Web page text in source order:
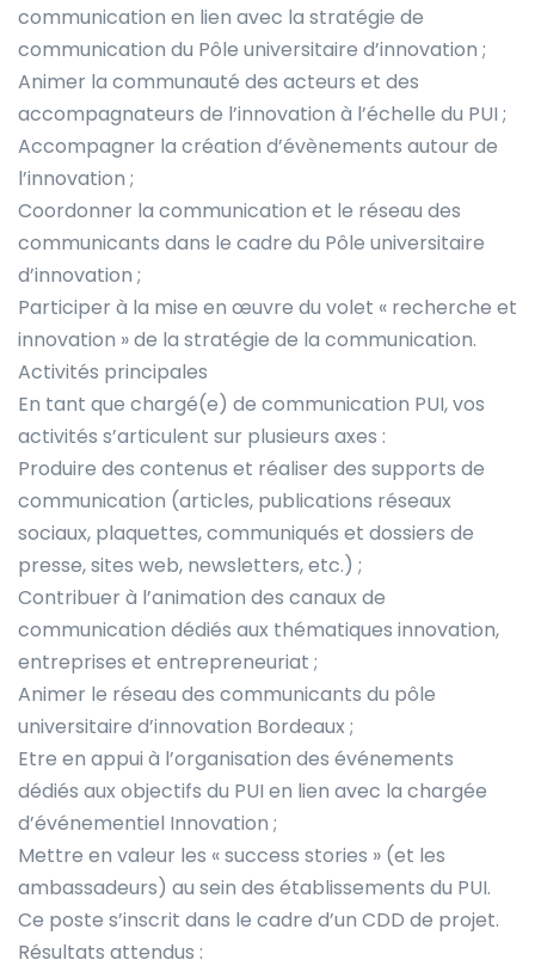
communication en lien avec la stratégie de
communication du Pôle universitaire d’innovation ;
Animer la communauté des acteurs et des
accompagnateurs de l’innovation à l’échelle du PUI ;
Accompagner la création d’évènements autour de
l’innovation ;
Coordonner la communication et le réseau des
communicants dans le cadre du Pôle universitaire
d’innovation ;
Participer à la mise en œuvre du volet « recherche et
innovation » de la stratégie de la communication.
Activités principales
En tant que chargé(e) de communication PUI, vos
activités s’articulent sur plusieurs axes :
Produire des contenus et réaliser des supports de
communication (articles, publications réseaux
sociaux, plaquettes, communiqués et dossiers de
presse, sites web, newsletters, etc.) ;
Contribuer à l’animation des canaux de
communication dédiés aux thématiques innovation,
entreprises et entrepreneuriat ;
Animer le réseau des communicants du pôle
universitaire d’innovation Bordeaux ;
Etre en appui à l’organisation des événements
dédiés aux objectifs du PUI en lien avec la chargée
d’événementiel Innovation ;
Mettre en valeur les « success stories » (et les
ambassadeurs) au sein des établissements du PUI.
Ce poste s’inscrit dans le cadre d’un CDD de projet.
Résultats attendus :